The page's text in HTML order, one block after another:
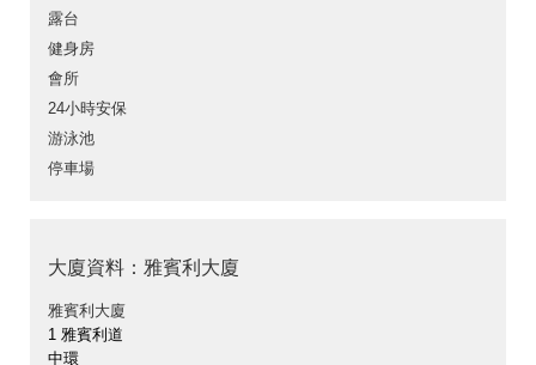
露台
健身房
會所
24小時安保
游泳池
停車場
大廈資料：雅賓利大廈
雅賓利大廈
1 雅賓利道
中環